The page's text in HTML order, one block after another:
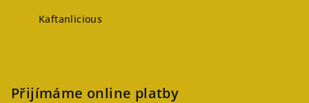
Kaftanlicious
Přijímáme online platby